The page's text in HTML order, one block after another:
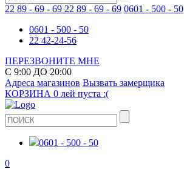
22 89 - 69 - 69 22 89 - 69 - 69 0601 - 500 - 50
0601 - 500 - 50
22 42-24-56
ПЕРЕЗВОНИТЕ МНЕ
С 9:00 ДО 20:00
Адреса магазинов Вызвать замерщика
КОРЗИНА 0 лей пуста :(
0601 - 500 - 50
0